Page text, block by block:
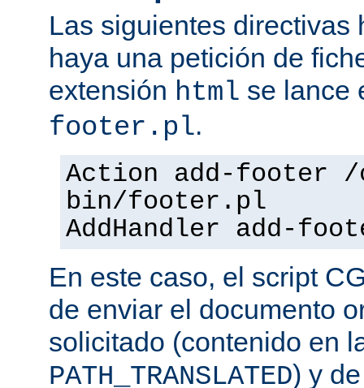
Las siguientes directivas
haya una petición de
extensión html se lance
footer.pl.
Action add-footer
bin/footer.pl
AddHandler add-
En este caso, el script
de enviar el documento
solicitado (contenido en
PATH_TRANSLATED) y